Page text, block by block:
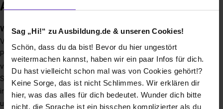
Sag „Hi!“ zu Ausbildung.de & unseren Cookies!
Schön, dass du da bist! Bevor du hier ungestört
weitermachen kannst, haben wir ein paar Infos für dich.
Du hast vielleicht schon mal was von Cookies gehört!?
Keine Sorge, das ist nicht Schlimmes. Wir erklären dir
hier, was das alles für dich bedeutet. Wunder dich bitte
nicht, die Sprache ist ein bisschen komplizierter als du
Ausbildung bei SICK AG
Wir entwickeln Zukunft. Du lernst, wie’s geht!
Von der Fabrik- über die Logistikautomation bis zur
Prozessautomation zählt SICK zu den führenden Herstellern
von Sensoren. Als Technologie- und Marktführer schafft
SICK mit seinen Sensoren und Applikationslösungen für
industrielle Anwendungen die perfekte Basis für sicheres
und effizientes Steuern von Prozessen, für den Schutz von